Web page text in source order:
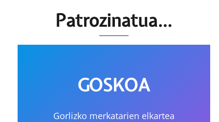
Patrozinatua…
GOSKOA
Gorlizko merkatarien elkartea